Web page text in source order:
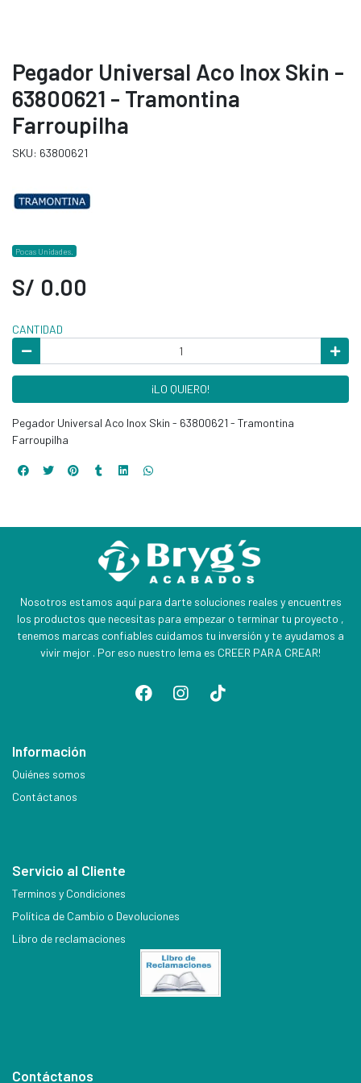
Pegador Universal Aco Inox Skin -
63800621 - Tramontina
Farroupilha
SKU: 63800621
Pocas Unidades.
S/ 0.00
CANTIDAD
¡LO QUIERO!
Pegador Universal Aco Inox Skin - 63800621 - Tramontina
Farroupilha
Nosotros estamos aquí para darte soluciones reales y encuentres
los productos que necesitas para empezar o terminar tu proyecto ,
tenemos marcas confiables cuidamos tu inversión y te ayudamos a
vivir mejor . Por eso nuestro lema es CREER PARA CREAR!
Información
Quiénes somos
Contáctanos
Servicio al Cliente
Terminos y Condiciones
Política de Cambio o Devoluciones
Libro de reclamaciones
Contáctanos